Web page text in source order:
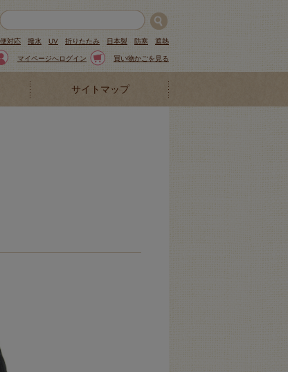
対応 撥水 UV 折りたたみ 日本製 防寒 遮熱
マイページへログイン 買い物かごを見る
サイトマップ